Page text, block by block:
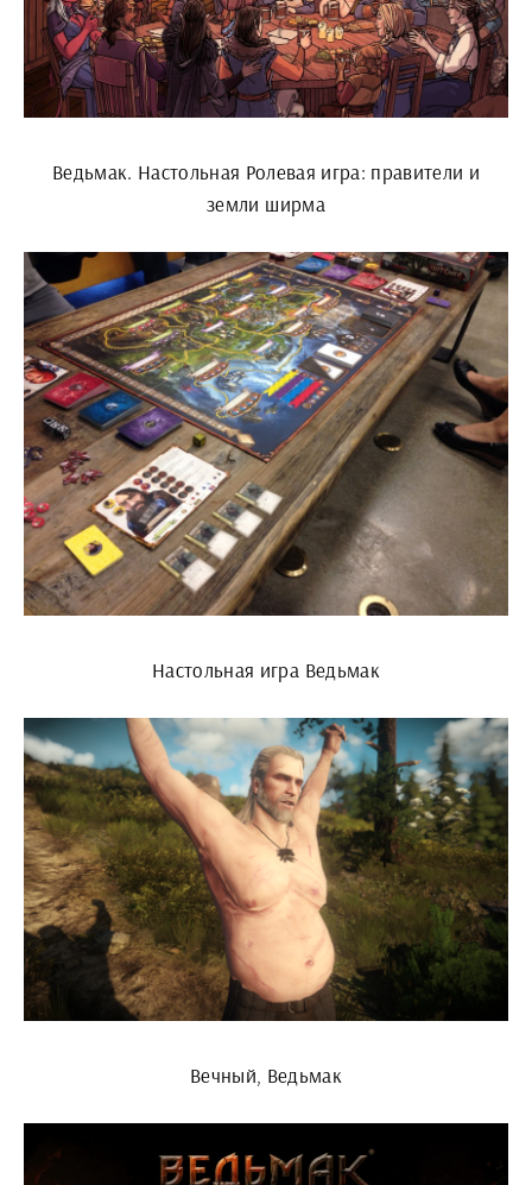
Ведьмак. Настольная Ролевая игра: правители и
земли ширма
Настольная игра Ведьмак
Вечный, Ведьмак